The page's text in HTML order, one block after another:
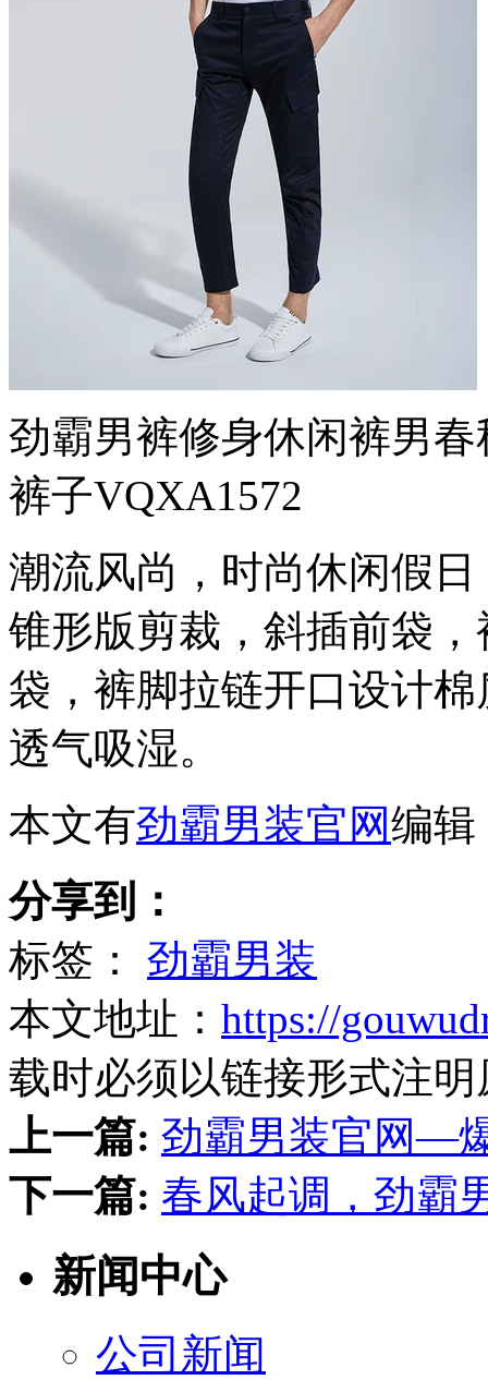
劲霸男裤修身休闲裤男
裤子VQXA1572
潮流风尚，时尚休闲假
锥形版剪裁，斜插前袋
袋，裤脚拉链开口设计
透气吸湿。
本文有劲霸男装官网编辑
分享到：
标签： 劲霸男装
本文地址： https://
载时必须以链接形式注
上一篇: 劲霸男装官网—
下一篇: 春风起调，劲霸
新闻中心
公司新闻